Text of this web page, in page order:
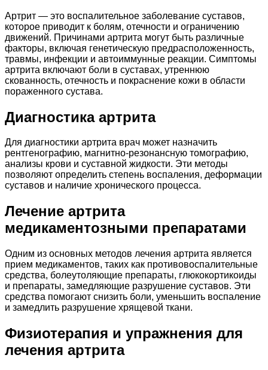
Артрит — это воспалительное заболевание суставов,
которое приводит к болям, отечности и ограничению
движений. Причинами артрита могут быть различные
факторы, включая генетическую предрасположенность,
травмы, инфекции и автоиммунные реакции. Симптомы
артрита включают боли в суставах, утреннюю
скованность, отечность и покраснение кожи в области
пораженного сустава.
Диагностика артрита
Для диагностики артрита врач может назначить
рентгенографию, магнитно-резонансную томографию,
анализы крови и суставной жидкости. Эти методы
позволяют определить степень воспаления, деформации
суставов и наличие хронического процесса.
Лечение артрита
медикаментозными препаратами
Одним из основных методов лечения артрита является
прием медикаментов, таких как противовоспалительные
средства, болеутоляющие препараты, глюкокортикоиды
и препараты, замедляющие разрушение суставов. Эти
средства помогают снизить боли, уменьшить воспаление
и замедлить разрушение хрящевой ткани.
Физиотерапия и упражнения для
лечения артрита